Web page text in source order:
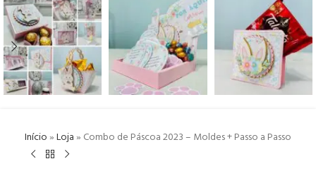
Início»Loja» Combo de Páscoa 2023 – Moldes + Passo a Passo